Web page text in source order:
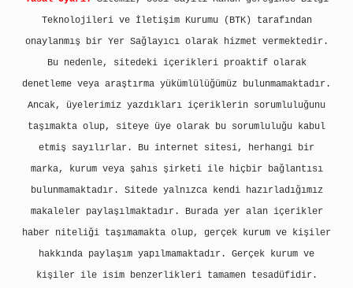
Teknolojileri ve İletişim Kurumu (BTK) tarafından
onaylanmış bir Yer Sağlayıcı olarak hizmet vermektedir.
Bu nedenle, sitedeki içerikleri proaktif olarak
denetleme veya araştırma yükümlülüğümüz bulunmamaktadır.
Ancak, üyelerimiz yazdıkları içeriklerin sorumluluğunu
taşımakta olup, siteye üye olarak bu sorumluluğu kabul
etmiş sayılırlar. Bu internet sitesi, herhangi bir
marka, kurum veya şahıs şirketi ile hiçbir bağlantısı
bulunmamaktadır. Sitede yalnızca kendi hazırladığımız
makaleler paylaşılmaktadır. Burada yer alan içerikler
haber niteliği taşımamakta olup, gerçek kurum ve kişiler
hakkında paylaşım yapılmamaktadır. Gerçek kurum ve
kişiler ile isim benzerlikleri tamamen tesadüfidir.